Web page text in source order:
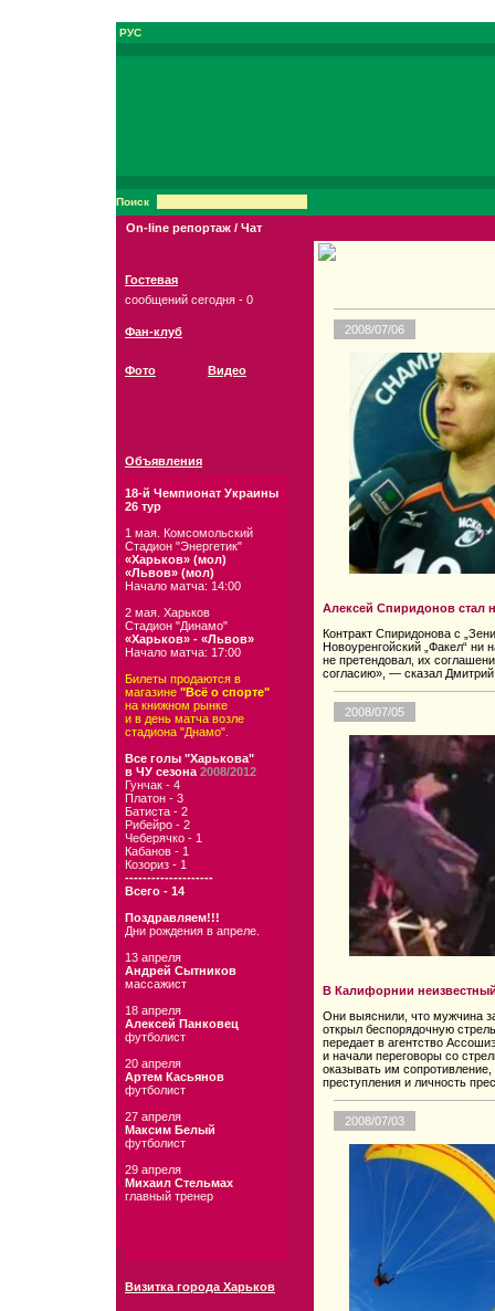
РУС
Поиск
On-line репортаж / Чат
Гостевая
сообщений сегодня - 0
Фан-клуб
Фото Видео
Объявления
18-й Чемпионат Украины
26 тур
1 мая. Комсомольский
Стадион "Энергетик"
«Харьков» (мол)
«Львов» (мол)
Начало матча: 14:00
2 мая. Харьков
Стадион "Динамо"
«Харьков» - «Львов»
Начало матча: 17:00
Билеты продаются в
магазине "Всё о спорте"
на книжном рынке
и в день матча возле
стадиона "Днамо".
Все голы "Харькова"
в ЧУ сезона 2008/2012
Гунчак - 4
Платон - 3
Батиста - 2
Рибейро - 2
Чеберячко - 1
Кабанов - 1
Козориз - 1
--------------------
Всего - 14
Поздравляем!!!
Дни рождения в апреле.
13 апреля
Андрей Сытников
массажист
18 апреля
Алексей Панковец
футболист
20 апреля
Артем Касьянов
футболист
27 апреля
Максим Белый
футболист
29 апреля
Михаил Стельмах
главный тренер
Визитка города Харьков
2008/07/06
Алексей Спиридонов стал
Контракт Спиридонова с
Новоуренгойский „Факел“ ни
не претендовал, их
согласию», — сказал
2008/07/05
В Калифорнии неизвестный
Они выяснили, что мужчина
открыл беспорядочную
передает в агентство
и начали переговоры со
оказывать им
преступления и личность
2008/07/03